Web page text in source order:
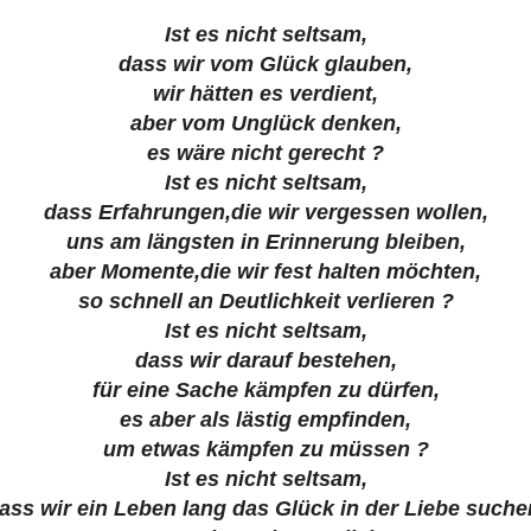
Ist es nicht seltsam,
dass wir vom Glück glauben,
wir hätten es verdient,
aber vom Unglück denken,
es wäre nicht gerecht ?
Ist es nicht seltsam,
dass Erfahrungen,die wir vergessen wollen,
uns am längsten in Erinnerung bleiben,
aber Momente,die wir fest halten möchten,
so schnell an Deutlichkeit verlieren ?
Ist es nicht seltsam,
dass wir darauf bestehen,
für eine Sache kämpfen zu dürfen,
es aber als lästig empfinden,
um etwas kämpfen zu müssen ?
Ist es nicht seltsam,
wir ein Leben lang das Glück in der Liebe